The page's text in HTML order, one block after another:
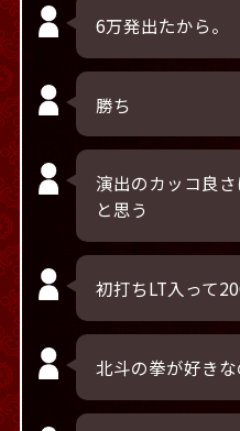
6万発出たから。
勝ち
演出のカッコ良
と思う
初打ちLT入って
北斗の拳が好きな